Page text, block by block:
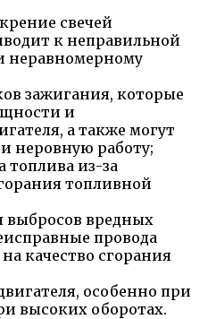
свечей
к неправильной
неравномерному
зажигания, которые
и
а также могут
неровную работу;
топлива из-за
топливной
вредных
провода
качество сгорания
особенно при
высоких оборотах.